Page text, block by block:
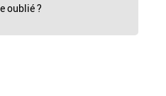
oublié ?